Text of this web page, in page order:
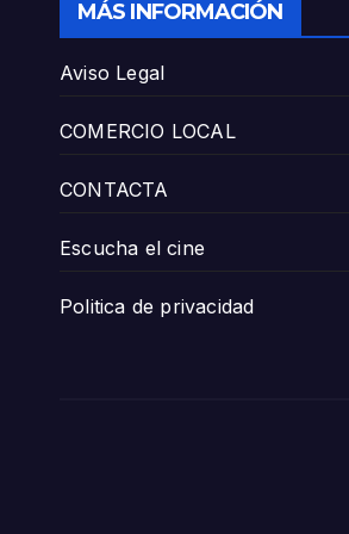
MÁS INFORMACIÓN
Aviso Legal
COMERCIO LOCAL
CONTACTA
Escucha el cine
Politica de privacidad